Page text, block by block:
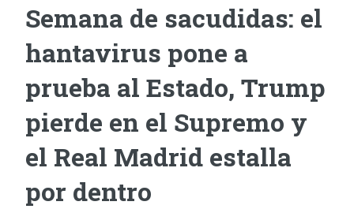
Semana de sacudidas: el
hantavirus pone a
prueba al Estado, Trump
pierde en el Supremo y
el Real Madrid estalla
por dentro